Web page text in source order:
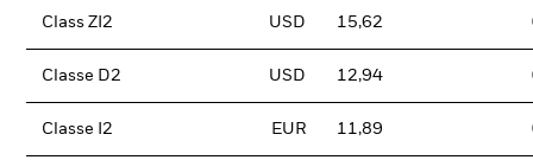
Class ZI2 USD 15,62
Classe D2 USD 12,94
Classe I2 EUR 11,89